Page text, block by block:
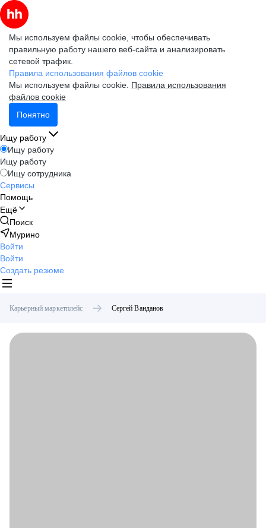
Мы используем файлы cookie, чтобы обеспечивать
правильную работу нашего веб-сайта и анализировать
сетевой трафик.
Правила использования файлов cookie
Мы используем файлы cookie. Правила использования
файлов cookie
Понятно
Ищу работу
Ищу работу
Ищу работу
Ищу сотрудника
Сервисы
Помощь
Ещё
Поиск
Мурино
Войти
Войти
Создать резюме
Карьерный маркетплейс Сергей Ванданов